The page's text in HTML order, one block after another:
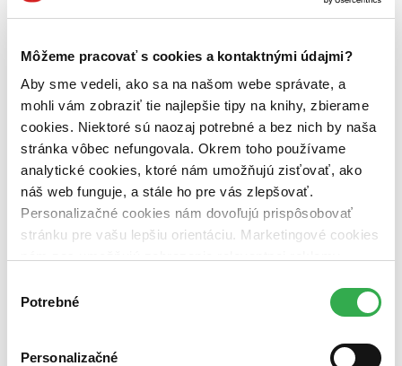
Môžeme pracovať s cookies a kontaktnými údajmi?
Aby sme vedeli, ako sa na našom webe správate, a
mohli vám zobraziť tie najlepšie tipy na knihy, zbierame
cookies. Niektoré sú naozaj potrebné a bez nich by naša
stránka vôbec nefungovala. Okrem toho používame
analytické cookies, ktoré nám umožňujú zisťovať, ako
náš web funguje, a stále ho pre vás zlepšovať.
Personalizačné cookies nám dovoľujú prispôsobovať
stránku pre vašu lepšiu orientáciu. Marketingové cookies
nám pomohlo, keby sme mohli používať všetky tieto
súhlasu
Potrebné
Personalizačné
predpredaj (0 titulov) predpredaj
pripravujeme (0 titulov)pripravujeme
dostupná (bez vypredaných) (0 titulov)dostupná (bez
vypredaných)
Nové / čítané
nová (0 titulov)nová
čítaná (0 titulov)čítaná
čítaná - výborný stav (0 titulov)čítaná - výborný stav
čítaná - mierne opotrebovaná (0 titulov)
čítaná - mierne
opotrebovaná
čítané verzie vypredaných kníh (0 titulov)čítané verzie